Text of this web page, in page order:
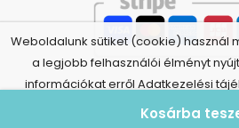
Kosárba
Weboldalunk sütiket (cookie) használ
a legjobb felhasználói élményt
információkat erről Adatkezelési
Elállás a